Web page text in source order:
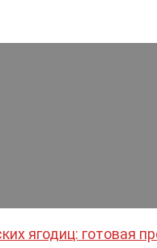
ягодиц: готовая